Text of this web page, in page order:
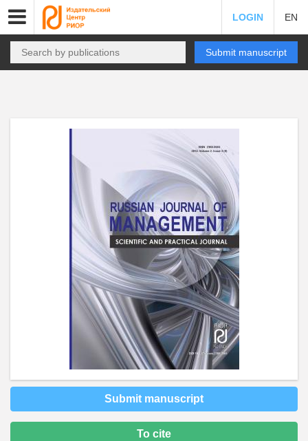
LOGIN EN
Submit manuscript
Submit manuscript
To cite